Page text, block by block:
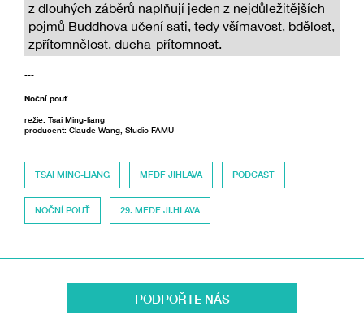
z dlouhých záběrů naplňují jeden z nejdůležitějších
pojmů Buddhova učení sati, tedy všímavost, bdělost,
zpřítomnělost, ducha-přítomnost.
---
Noční pouť
režie: Tsai Ming-liang
producent: Claude Wang, Studio FAMU
TSAI MING-LIANG MFDF JIHLAVA PODCAST
NOČNÍ POUŤ 29. MFDF JI.HLAVA
PODPOŘTE NÁS